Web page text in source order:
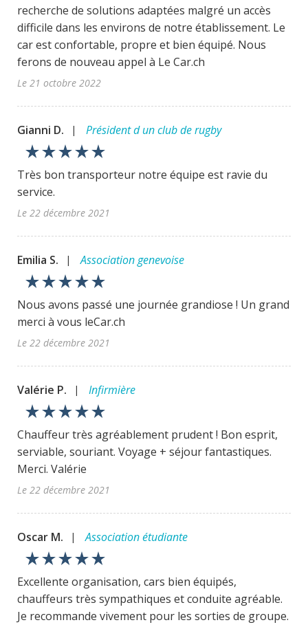
recherche de solutions adaptées malgré un accès
difficile dans les environs de notre établissement. Le
car est confortable, propre et bien équipé. Nous
ferons de nouveau appel à Le Car.ch
Le 21 octobre 2022
Gianni D. | Président d un club de rugby
star_ratestar_ratestar_ratestar_ratestar_rate
Très bon transporteur notre équipe est ravie du
service.
Le 22 décembre 2021
Emilia S. | Association genevoise
star_ratestar_ratestar_ratestar_ratestar_rate
Nous avons passé une journée grandiose ! Un grand
merci à vous leCar.ch
Le 22 décembre 2021
Valérie P. | Infirmière
star_ratestar_ratestar_ratestar_ratestar_rate
Chauffeur très agréablement prudent ! Bon esprit,
serviable, souriant. Voyage + séjour fantastiques.
Merci. Valérie
Le 22 décembre 2021
Oscar M. | Association étudiante
star_ratestar_ratestar_ratestar_ratestar_rate
Excellente organisation, cars bien équipés,
chauffeurs très sympathiques et conduite agréable.
Je recommande vivement pour les sorties de groupe.